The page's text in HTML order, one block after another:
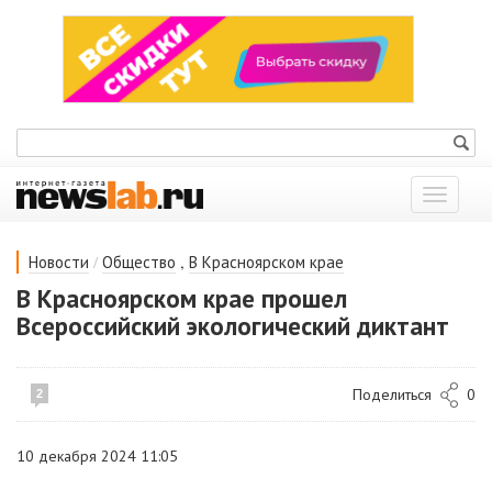
Показать
меню
Новости / Общество , В Красноярском крае
В Красноярском крае прошел
Всероссийский экологический диктант
2 Поделиться 0
10 декабря 2024 11:05